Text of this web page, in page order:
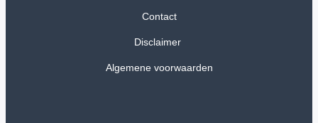
Contact
Disclaimer
Algemene voorwaarden